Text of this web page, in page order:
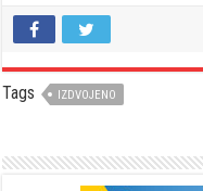
Tags IZDVOJENO